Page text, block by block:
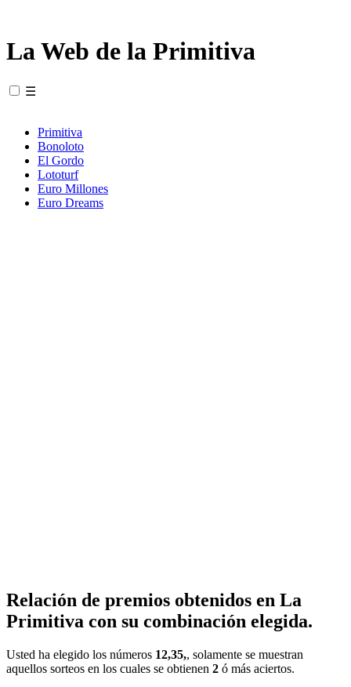
La Web de la Primitiva
☰
Primitiva
Bonoloto
El Gordo
Lototurf
Euro Millones
Euro Dreams
Relación de premios obtenidos en La
Primitiva con su combinación elegida.
Usted ha elegido los números 12,35,, solamente se muestran
aquellos sorteos en los cuales se obtienen 2 ó más aciertos.